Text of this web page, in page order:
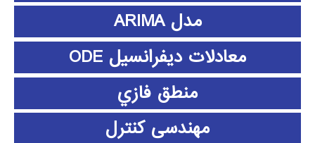
مدل ARIMA
معادلات دیفرانسیل ODE
منطق فازي
مهندسی کنترل